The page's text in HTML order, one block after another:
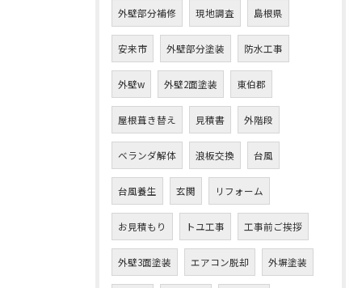
外壁部分補修 現地調査 島根県
安来市 外壁部分塗装 防水工事
外壁w 外壁2面塗装 東伯郡
屋根葺き替え 見積書 外階段
ベランダ解体 浪板交換 台風
台風養生 玄関 リフォーム
お見積もり トユ工事 工事前ご挨拶
外壁3面塗装 エアコン脱却 外塀塗装